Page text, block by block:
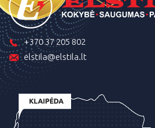
+370 37 205 802
elstila@elstila.lt